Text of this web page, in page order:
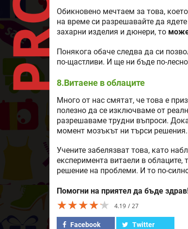
Обикновено мечтаем за това,
на време си разрешавайте да
захарни изделия и дюнери, то може
Понякога обаче следва да си
по-щастливи. И ще ни бъде по-
8.Витаене в облаците
Много от нас смятат, че това е
полезно да се изключваме от
разрешаваме трудни въпроси.
момент мозъкът ни търси решения.
Учените забелязват това, като
експеримента витаели в облаците,
решение на проблеми. И то по-
Помогни на приятел да бъде
★★★★★
★★★★★
★★★★★ 4.19 27
Facebook Twitter